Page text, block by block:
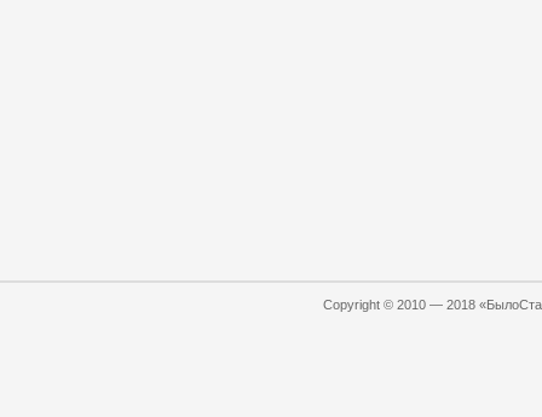
Copyright © 2010 — 2018